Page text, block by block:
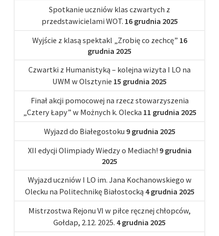
Spotkanie uczniów klas czwartych z
przedstawicielami WOT. 16 grudnia 2025
Wyjście z klasą spektakl „Zrobię co zechcę” 16
grudnia 2025
Czwartki z Humanistyką – kolejna wizyta I LO na
UWM w Olsztynie 15 grudnia 2025
Finał akcji pomocowej na rzecz stowarzyszenia
„Cztery Łapy” w Możnych k. Olecka 11 grudnia 2025
Wyjazd do Białegostoku 9 grudnia 2025
XII edycji Olimpiady Wiedzy o Mediach! 9 grudnia
2025
Wyjazd uczniów I LO im. Jana Kochanowskiego w
Olecku na Politechnikę Białostocką 4 grudnia 2025
Mistrzostwa Rejonu VI w piłce ręcznej chłopców,
Gołdap, 2.12. 2025. 4 grudnia 2025